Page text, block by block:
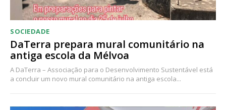
SOCIEDADE
DaTerra prepara mural comunitário na
antiga escola da Mélvoa
A DaTerra – Associação para o Desenvolvimento Sustentável está
a concluir um novo mural comunitário na antiga escola...